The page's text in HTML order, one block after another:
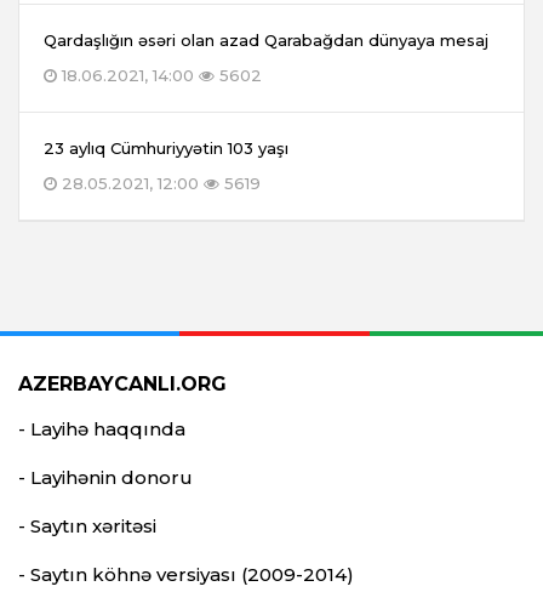
Qardaşlığın əsəri olan azad Qarabağdan dünyaya mesaj
18.06.2021, 14:00
5602
23 aylıq Cümhuriyyətin 103 yaşı
28.05.2021, 12:00
5619
AZERBAYCANLI.ORG
- Layihə haqqında
- Layihənin donoru
- Saytın xəritəsi
- Saytın köhnə versiyası (2009-2014)